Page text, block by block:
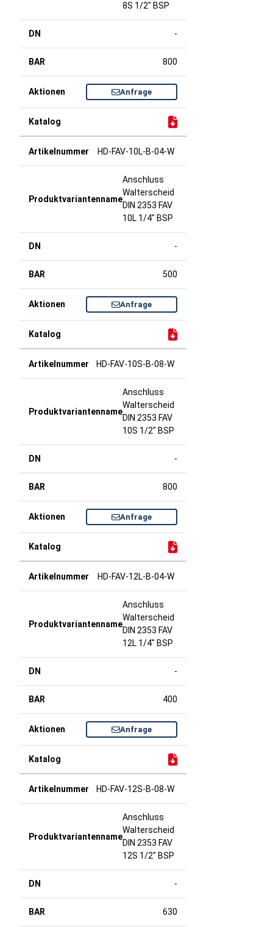
8S 1/2" BSP
-
800
Anfrage
HD-FAV-10L-B-04-W
Anschluss
Walterscheid
DIN 2353 FAV
10L 1/4" BSP
-
500
Anfrage
HD-FAV-10S-B-08-W
Anschluss
Walterscheid
DIN 2353 FAV
10S 1/2" BSP
-
800
Anfrage
HD-FAV-12L-B-04-W
Anschluss
Walterscheid
DIN 2353 FAV
12L 1/4" BSP
-
400
Anfrage
HD-FAV-12S-B-08-W
Anschluss
Walterscheid
DIN 2353 FAV
12S 1/2" BSP
-
630